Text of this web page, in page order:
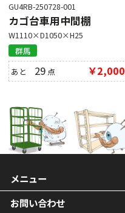
GU4RB-250728-001
カゴ台車用中間棚
W1110×D1050×H25
群馬
あと 29 点 ￥2,000
メニュー
お問い合わせ